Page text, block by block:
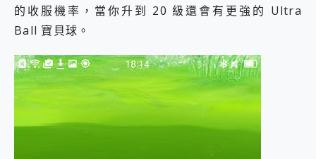
的收服機率，當你升到 20 級還會有更強的 Ultra
Ball 寶貝球。